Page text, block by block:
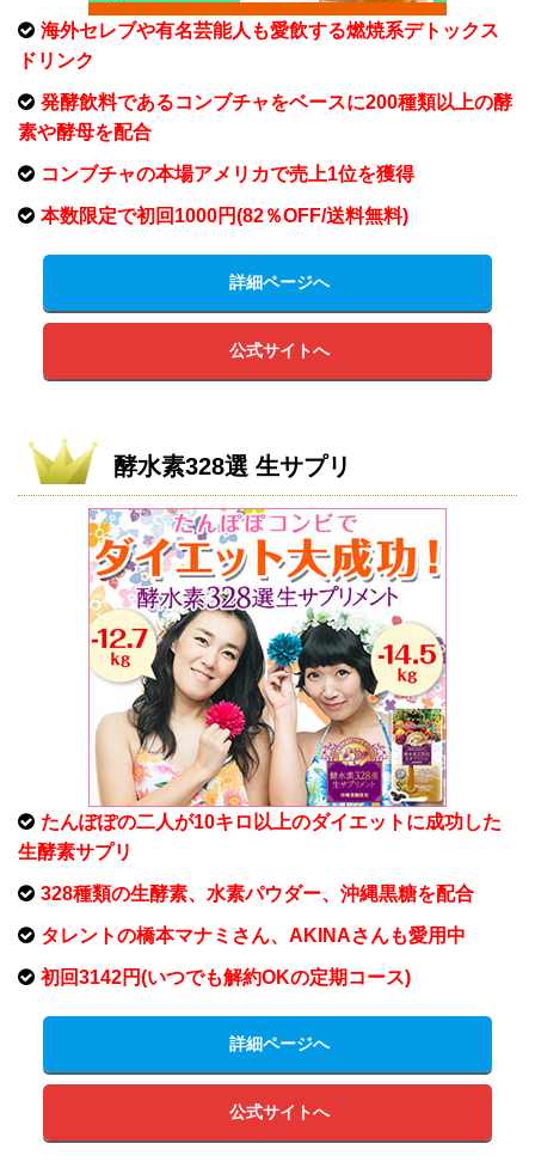
海外セレブや有名芸能人も愛飲する燃焼系デトックス
ドリンク
発酵飲料であるコンブチャをベースに200種類以上の酵
素や酵母を配合
コンブチャの本場アメリカで売上1位を獲得
本数限定で初回1000円(82％OFF/送料無料)
詳細ページへ
公式サイトへ
酵水素328選 生サプリ
たんぽぽの二人が10キロ以上のダイエットに成功した
生酵素サプリ
328種類の生酵素、水素パウダー、沖縄黒糖を配合
タレントの橋本マナミさん、AKINAさんも愛用中
初回3142円(いつでも解約OKの定期コース)
詳細ページへ
公式サイトへ